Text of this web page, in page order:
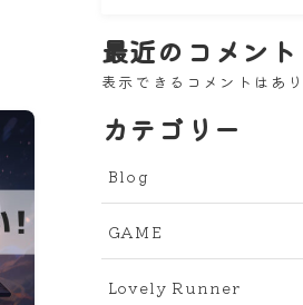
最近のコメント
表示できるコメントはあり
カテゴリー
Blog
GAME
Lovely Runner